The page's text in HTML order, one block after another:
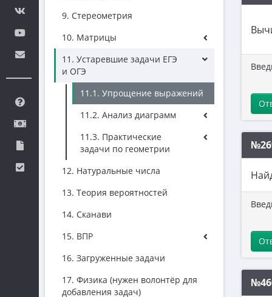
9. Стереометрия
10. Матрицы
11. Устаревшие задачи ЕГЭ
и ОГЭ
11.1. Упрощение выражений
11.2. Анализ диаграмм
11.3. Практические
задачи по геометрии
12. Натуральные числа
13. Теория вероятностей
14. Сканави
15. ВПР
16. Загруженные задачи
17. Физика (нужен волонтёр для
добавления задач)